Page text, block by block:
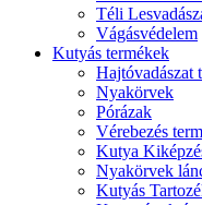
Téli
Vágásvédelem
Kutyás termékek
Hajtóvadászat
Nyakörvek
Pórázak
Vérebezés
Kutya
Nyakörvek
Kutyás